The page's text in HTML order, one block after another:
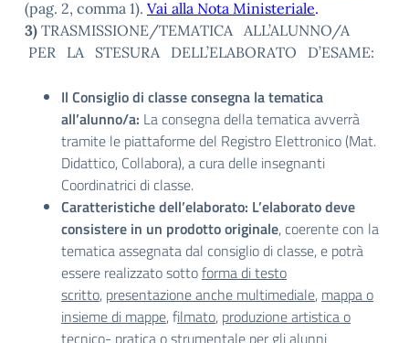
(pag. 2, comma 1). Vai alla Nota Ministeriale.
3) TRASMISSIONE/TEMATICA ALL’ALUNNO/A
PER LA STESURA DELL’ELABORATO D’ESAME:
Il Consiglio di classe consegna la tematica
all’alunno/a: La consegna della tematica avverrà
tramite le piattaforme del Registro Elettronico (Mat.
Didattico, Collabora), a cura delle insegnanti
Coordinatrici di classe.
Caratteristiche dell’elaborato: L’elaborato deve
consistere in un prodotto originale, coerente con la
tematica assegnata dal consiglio di classe, e potrà
essere realizzato sottoforma di testo
scritto, presentazione anche multimediale, mappa o
insieme di mappe, filmato, produzione artistica o
tecnico- pratica o strumentale per gli alunni